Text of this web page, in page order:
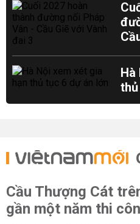
Hà
Cầu Thượng Cát
gần một năm thi